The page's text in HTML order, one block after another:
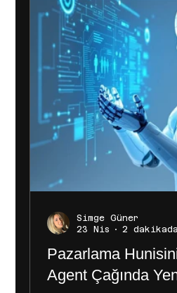
etiketlendiği
(gönderiler ve
uygulanır. Bağlı
kaynaklarındaki
ve SDK) olayların
çevrimdışı
Pazarlama
Agent Çağında
Simge Güner
23 Nis
2